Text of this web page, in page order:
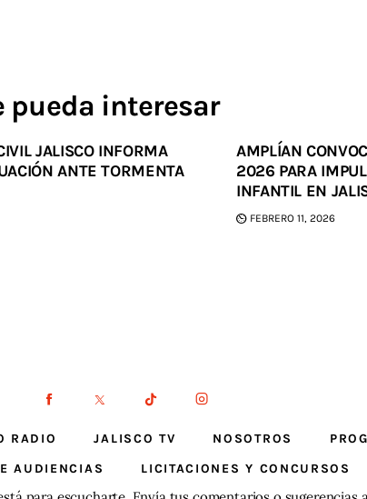
pueda interesar
JALISCO INFORMA
ANTE TORMENTA
AMPLÍAN
2026 PARA
INFANTIL EN
FEBRERO 11, 2026
RADIO JALISCO TV NOSOTROS
AUDIENCIAS LICITACIONES Y CONCURSOS